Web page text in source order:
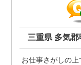
三重県 多気
お仕事さがしの